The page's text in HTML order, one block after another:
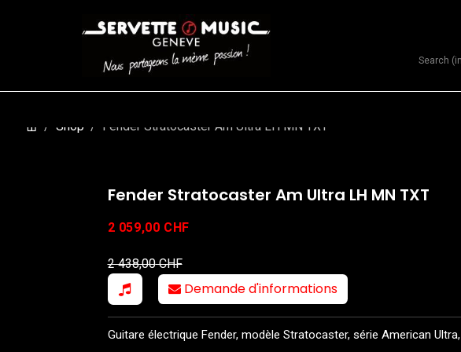
Search
Shop Fender Stratocaster Am Ultra LH MN TXT
Fender Stratocaster Am Ultra LH MN TXT
2 059,00 CHF
2 438,00CHF
Demande d'informations
Guitare électrique Fender, modèle Stratocaster, série American